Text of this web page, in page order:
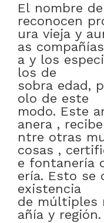
El nombre de
reconocen
ura vieja y
as compañías
a y los
los de
sobra edad,
olo de este
modo. Este
anera , recibe
ntre otras
cosas ,
e fontanería
ería. Esto se
existencia
de múltiples
añía y región.